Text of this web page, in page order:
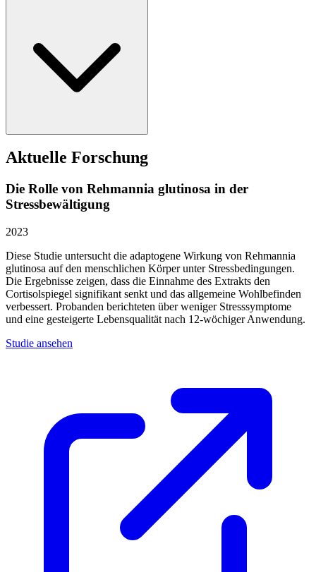
Aktuelle Forschung
Die Rolle von Rehmannia glutinosa in der
Stressbewältigung
2023
Diese Studie untersucht die adaptogene Wirkung von Rehmannia
glutinosa auf den menschlichen Körper unter Stressbedingungen.
Die Ergebnisse zeigen, dass die Einnahme des Extrakts den
Cortisolspiegel signifikant senkt und das allgemeine Wohlbefinden
verbessert. Probanden berichteten über weniger Stresssymptome
und eine gesteigerte Lebensqualität nach 12-wöchiger Anwendung.
Studie ansehen